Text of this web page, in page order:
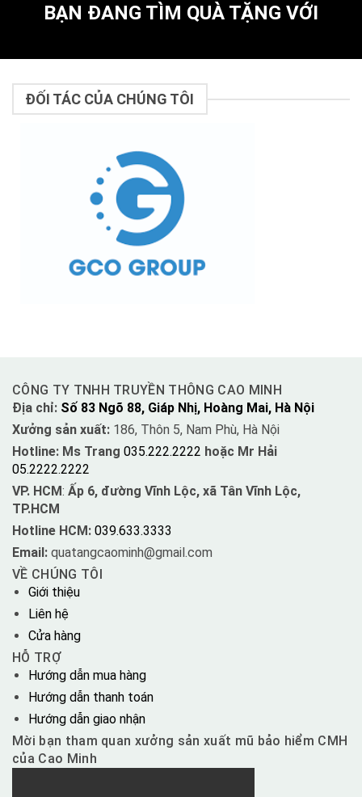
BẠN ĐANG TÌM QUÀ TẶNG VỚI
ĐỐI TÁC CỦA CHÚNG TÔI
CÔNG TY TNHH TRUYỀN THÔNG CAO MINH
Địa chỉ: Số 83 Ngõ 88, Giáp Nhị, Hoàng Mai, Hà Nội
Xưởng sản xuất: 186, Thôn 5, Nam Phù, Hà Nội
Hotline: Ms Trang 035.222.2222 hoặc Mr Hải
05.2222.2222
VP. HCM: Ấp 6, đường Vĩnh Lộc, xã Tân Vĩnh Lộc,
TP.HCM
Hotline HCM: 039.633.3333
Email: quatangcaominh@gmail.com
VỀ CHÚNG TÔI
Giới thiệu
Liên hệ
Cửa hàng
HỖ TRỢ
Hướng dẫn mua hàng
Hướng dẫn thanh toán
Hướng dẫn giao nhận
Mời bạn tham quan xưởng sản xuất mũ bảo hiểm CMH
của Cao Minh